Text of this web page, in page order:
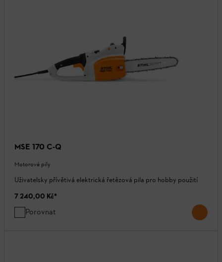
MSE 170 C-Q
Motorové pily
Uživatelsky přívětivá elektrická řetězová pila pro hobby použití
7 240,00 Kč*
Porovnat